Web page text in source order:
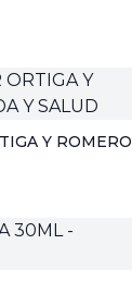
Y ROMERO